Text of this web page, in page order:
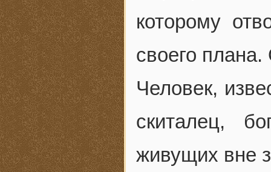
которому
своего
Человек,
скиталец,
живущих вне